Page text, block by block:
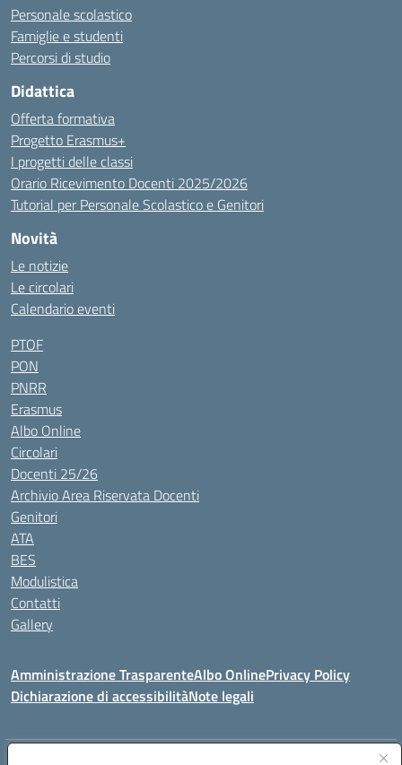
Personale scolastico
Famiglie e studenti
Percorsi di studio
Didattica
Offerta formativa
Progetto Erasmus+
I progetti delle classi
Orario Ricevimento Docenti 2025/2026
Tutorial per Personale Scolastico e Genitori
Novità
Le notizie
Le circolari
Calendario eventi
PTOF
PON
PNRR
Erasmus
Albo Online
Circolari
Docenti 25/26
Archivio Area Riservata Docenti
Genitori
ATA
BES
Modulistica
Contatti
Gallery
Amministrazione TrasparenteAlbo OnlinePrivacy Policy
Dichiarazione di accessibilitàNote legali